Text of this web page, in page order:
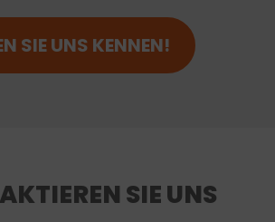
SIE UNS KENNEN!
SIE UNS